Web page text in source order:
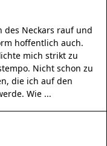
des Neckars rauf und
hoffentlich auch.
mich strikt zu
Nicht schon zu
die ich auf den
Wie ...